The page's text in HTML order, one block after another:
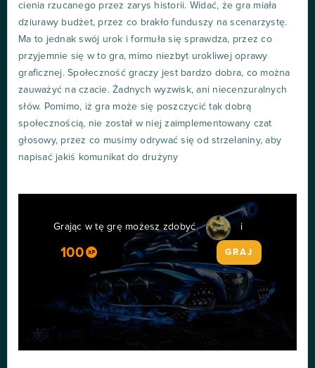
cienia rzucanego przez zarys historii. Widać, że gra miała
dziurawy budżet, przez co brakło funduszy na scenarzystę.
Ma to jednak swój urok i formuła się sprawdza, przez co
przyjemnie się w to gra, mimo niezbyt urokliwej oprawy
graficznej. Społeczność graczy jest bardzo dobra, co można
zauważyć na czacie. Żadnych wyzwisk, ani niecenzuralnych
słów. Pomimo, iż gra może się poszczycić tak dobrą
społecznością, nie został w niej zaimplementowany czat
głosowy, przez co musimy odrywać się od strzelaniny, aby
napisać jakiś komunikat do drużyny
Grając w tę grę możesz zdobyć i
100 GRAJ